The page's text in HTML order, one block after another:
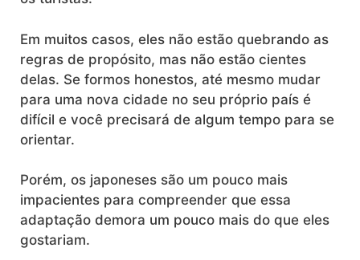
Em muitos casos, eles não estão quebrando as
regras de propósito, mas não estão cientes
delas. Se formos honestos, até mesmo mudar
para uma nova cidade no seu próprio país é
difícil e você precisará de algum tempo para se
orientar.
Porém, os japoneses são um pouco mais
impacientes para compreender que essa
adaptação demora um pouco mais do que eles
gostariam.